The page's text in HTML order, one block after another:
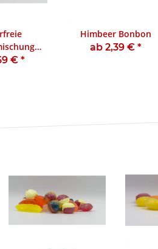
€ *
Himbeer Bonbon
ab 2,39 € *